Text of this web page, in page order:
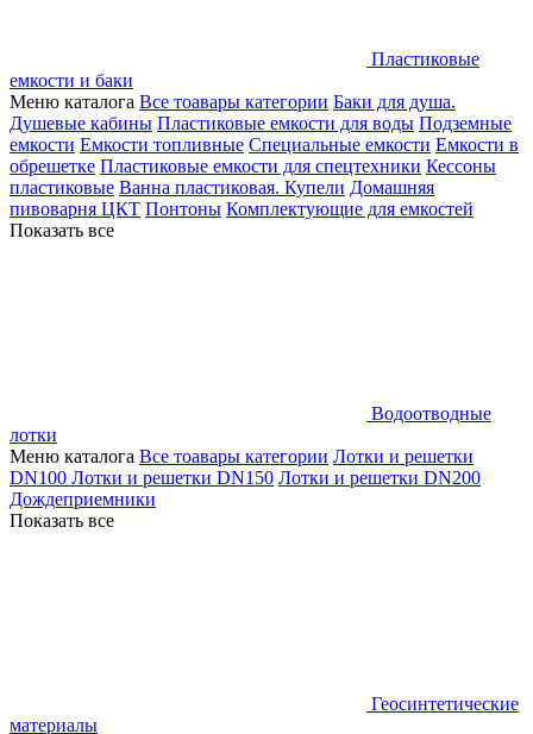
Пластиковые
емкости и баки
Меню каталога Все тоавары категории Баки для душа.
Душевые кабины Пластиковые емкости для воды Подземные
емкости Емкости топливные Специальные емкости Емкости в
обрешетке Пластиковые емкости для спецтехники Кессоны
пластиковые Ванна пластиковая. Купели Домашняя
пивоварня ЦКТ Понтоны Комплектующие для емкостей
Показать все
Водоотводные
лотки
Меню каталога Все тоавары категории Лотки и решетки
DN100 Лотки и решетки DN150 Лотки и решетки DN200
Дождеприемники
Показать все
Геосинтетические
материалы